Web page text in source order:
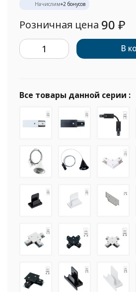
Начислим+2 бонусов
Розничная цена 90 ₽
В
Все товары данной серии :